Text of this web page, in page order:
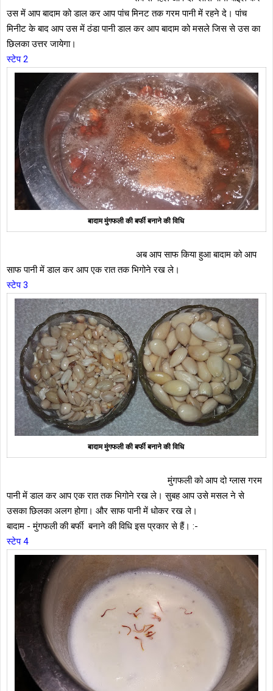
उस में आप बादाम को डाल कर आप पांच मिनट तक गरम पानी में रहने दे। पांच
मिनीट के बाद आप उस में ठंडा पानी डाल कर आप बादाम को मसले जिस से उस का
छिलका उत्तर जायेगा।
स्टेप 2
बादाम मुंगफली की बर्फी बनाने की वि‍धि
अब आप साफ किया हुआ बादाम को आप
साफ पानी में डाल कर आप एक रात तक भिगोने रख ले।
स्टेप 3
बादाम मुंगफली की बर्फी बनाने की वि‍धि
मुंगफली को आप दो ग्लास गरम
पानी में डाल कर आप एक रात तक भिगोने रख ले। सुबह आप उसे मसल ने से
उसका छिलका अलग होगा। और साफ पानी में धोकर रख ले।
बादाम - मुंगफली की बर्फी बनाने की विधि इस प्रकार से हैं। :-
स्टेप 4